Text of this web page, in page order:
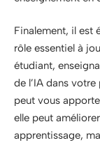
Finalement, il est
rôle essentiel à
étudiant,
de l’IA dans
peut vous
elle peut
apprentissage,